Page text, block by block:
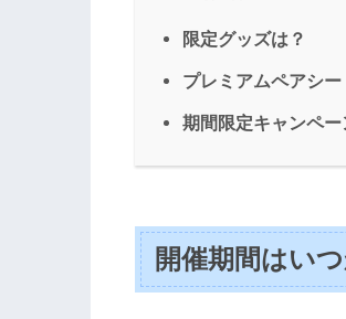
限定グッズは？
プレミアムペアシー
期間限定キャンペー
開催期間はい